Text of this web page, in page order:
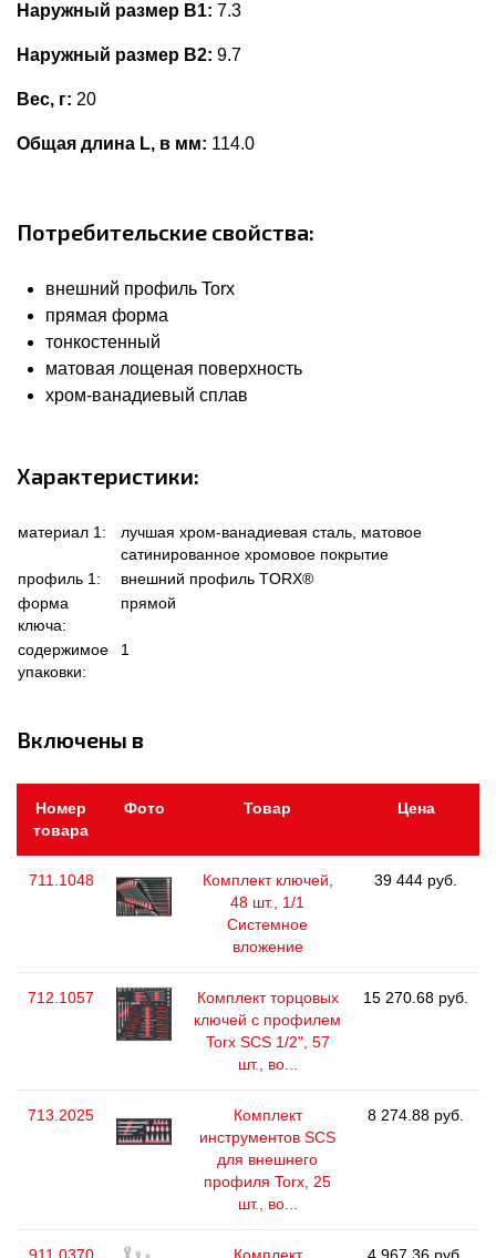
Наружный размер В1: 7.3
Наружный размер В2: 9.7
Вес, г: 20
Общая длина L, в мм: 114.0
Потребительские свойства:
внешний профиль Torx
прямая форма
тонкостенный
матовая лощеная поверхность
хром-ванадиевый сплав
Характеристики:
материал 1:
лучшая хром-ванадиевая сталь, матовое
сатинированное хромовое покрытие
профиль 1:
внешний профиль TORX®
форма
ключа:
прямой
содержимое
упаковки:
1
Включены в
Номер
товара
Фото Товар Цена
711.1048
Комплект ключей,
48 шт., 1/1
Системное
вложение
39 444 руб.
712.1057
Комплект торцовых
ключей с профилем
Torx SCS 1/2", 57
шт., во...
15 270.68 руб.
713.2025
Комплект
инструментов SCS
для внешнего
профиля Torx, 25
шт., во...
8 274.88 руб.